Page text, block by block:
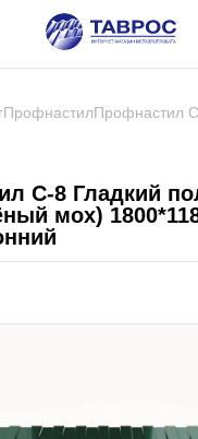
ПрофнастилПрофнастил
С-8 Гладкий
мох)